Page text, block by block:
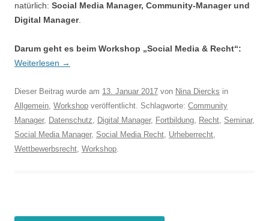
natürlich: Social Media Manager, Community-Manager und
Digital Manager.
Darum geht es beim Workshop „Social Media & Recht“:
Weiterlesen →
Dieser Beitrag wurde am 13. Januar 2017 von Nina Diercks in
Allgemein, Workshop veröffentlicht. Schlagworte: Community
Manager, Datenschutz, Digital Manager, Fortbildung, Recht, Seminar,
Social Media Manager, Social Media Recht, Urheberrecht,
Wettbewerbsrecht, Workshop.